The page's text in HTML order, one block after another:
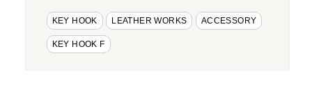
KEY HOOK LEATHER WORKS ACCESSORY
KEY HOOK F